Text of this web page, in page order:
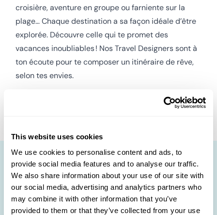
This website uses cookies
We use cookies to personalise content and ads, to
provide social media features and to analyse our traffic.
We also share information about your use of our site with
our social media, advertising and analytics partners who
may combine it with other information that you’ve
provided to them or that they’ve collected from your use
croisière, aventure en groupe ou farniente sur la
plage… Chaque destination a sa façon idéale d’être
explorée. Découvre celle qui te promet des
vacances inoubliables ! Nos Travel Designers sont à
ton écoute pour te composer un itinéraire de rêve,
selon tes envies.
Voyage en groupe
Autres destinations à
découvrir 🛩️